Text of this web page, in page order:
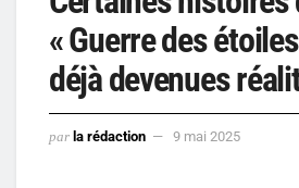
« Guerre des
déjà devenues
par la rédaction 9 mai 2025